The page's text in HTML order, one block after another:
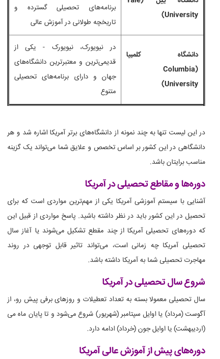
University)
برنامه‌های تحصیلی گسترده و
تاریخچه طولانی در آموزش عالی
دانشگاه کلمبیا
(Columbia
University)
در نیویورک، نیویورک - یکی از
قدیمی‌ترین و معتبرترین دانشگاه‌های
جهان و دارای برنامه‌های تحصیلی
متنوع
در این لیست تنها به چند نمونه از دانشگاه‌های برتر آمریکا اشاره شد و هر
دانشگاهی در این کشور بر اساس تخصص و علایق شما می‌تواند یک گزینه
مناسب برایتان باشد.
دوره‌ها و مقاطع تحصیلی در آمریکا
آشنایی با سیستم آموزشی آمریکا یکی از مهم‌ترین مواردی است که برای
تحصیل در این کشور باید در نظر داشته باشید. پاسخ مواردی از قبیل این
که دوره‌های تحصیلی آمریکا از چند مقطع تشکیل می‌شوند یا آغاز سال
تحصیلی آمریکا چه زمانی است، می‌تواند تاثیر قابل توجهی در روند
مهاجرت تحصیلی شما به آمریکا داشته باشد.
شروع سال تحصیلی در آمریکا
سال تحصیلی معمولا بسته به تعداد تعطیلات و روزهای برفی پیش رو، از
آگوست (مرداد) یا اوایل سپتامبر (شهریور) شروع می‌شود و تا پایان ماه می
(اردیبهشت) یا اوایل جون (خرداد) ادامه دارد.
دوره‌های پیش از آموزش عالی آمریکا